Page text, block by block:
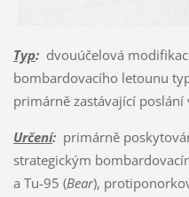
Typ:dvouúčelová
bombardovacího letounu
primárně zastávající poslání
Určení:primárně
strategickým
a Tu-95 (Bear),